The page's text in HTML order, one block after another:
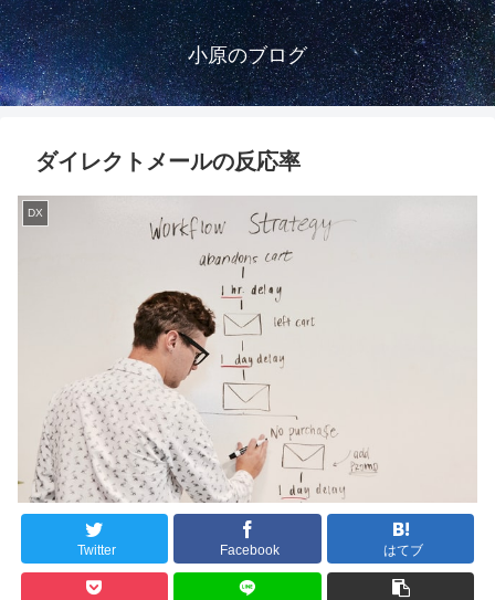
小原のブログ
ダイレクトメールの反応率
DX
Twitter Facebook はてブ